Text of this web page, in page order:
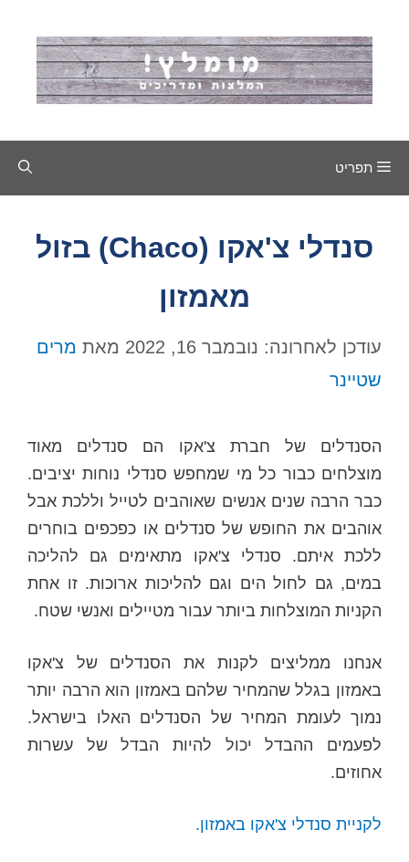
לתוכן
תפריט
סנדלי צ'אקו (Chaco) בזול
מאמזון
עודכן לאחרונה: נובמבר 16, 2022 מאת מרים
שטיינר
הסנדלים של חברת צ'אקו הם סנדלים מאוד
מוצלחים כבור כל מי שמחפש סנדלי נוחות יציבים.
כבר הרבה שנים אנשים שאוהבים לטייל וללכת אבל
אוהבים את החופש של סנדלים או כפכפים בוחרים
ללכת איתם. סנדלי צ'אקו מתאימים גם להליכה
במים, גם לחול הים וגם להליכות ארוכות. זו אחת
הקניות המוצלחות ביותר עבור מטיילים ואנשי שטח.
אנחנו ממליצים לקנות את הסנדלים של צ'אקו
באמזון בגלל שהמחיר שלהם באמזון הוא הרבה יותר
נמוך לעומת המחיר של הסנדלים האלו בישראל.
לפעמים ההבדל יכול להיות הבדל של עשרות
אחוזים.
לקניית סנדלי צ'אקו באמזון.